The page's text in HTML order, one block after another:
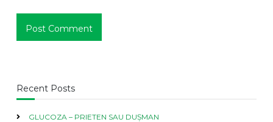
Recent Posts
GLUCOZA – PRIETEN SAU DUȘMAN